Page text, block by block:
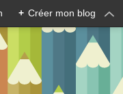
+ Créer mon blog